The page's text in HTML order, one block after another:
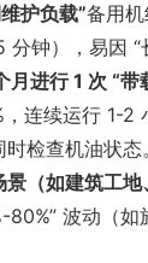
护负载”备用
分钟），易因
月进行 1 次 “带
连续运行 1-2
检查机油状态。
（如建筑工地
80%” 波动（如